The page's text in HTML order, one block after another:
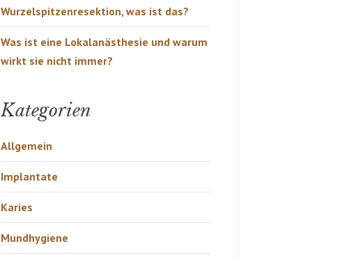
Wurzelspitzenresektion, was ist das?
Was ist eine Lokalanästhesie und warum
wirkt sie nicht immer?
Kategorien
Allgemein
Implantate
Karies
Mundhygiene